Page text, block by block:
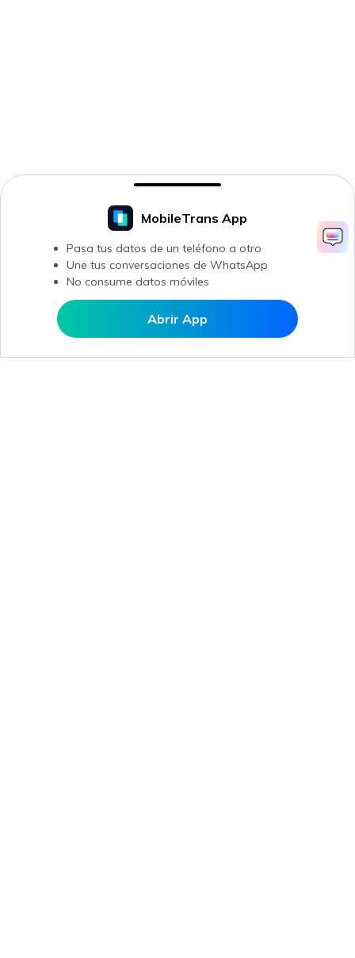
Abrir en MobileTrans
MobileTrans App
Pasa tus datos de un teléfono a otro
Une tus conversaciones de WhatsApp
No consume datos móviles
Abrir App